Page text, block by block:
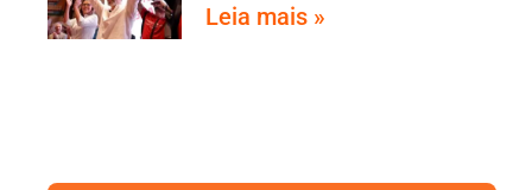
Leia mais »